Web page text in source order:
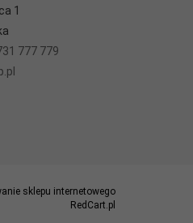
1
777 779
sklepu internetowego
RedCart.pl